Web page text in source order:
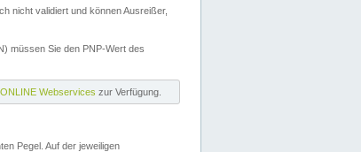
nicht validiert und können Ausreißer,
müssen Sie den PNP-Wert des
Webservices zur Verfügung.
Pegel. Auf der jeweiligen